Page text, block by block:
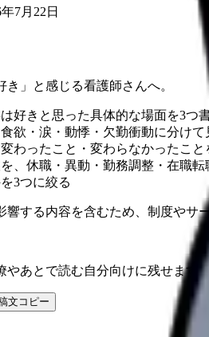
7月22日
き」と感じる看護師さんへ。
好きと思った具体的な場面を3つ書
欲・涙・動悸・欠勤衝動に分けて
わったこと・変わらなかったこと
、休職・異動・勤務調整・在職転
3つに絞る
響する内容を含むため、制度やサ
あとで読む自分向けに残せます。
文コピー